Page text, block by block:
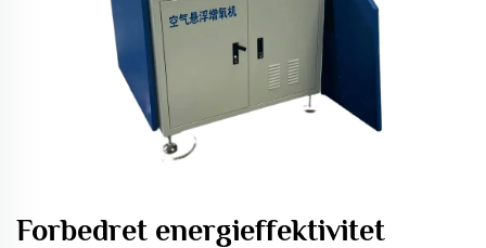
Forbedret energieffektivitet